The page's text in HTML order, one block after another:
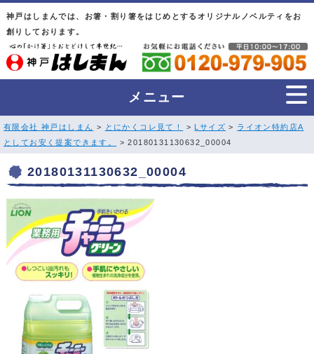
神戸はしまんでは、お箸・割り箸をはじめとするオリジナルノベルティをお
創りしております。
メニュー
有限会社 神戸はしまん > とにかくコレ見て！ > Lサイズ > ライオン特約店A
としてお安く提案できます。
> 20180131130632_00004
20180131130632_00004